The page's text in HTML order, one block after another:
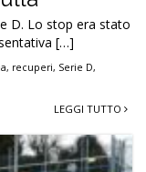
D. Lo stop era stato
[…]
, recuperi, Serie D,
LEGGI TUTTO